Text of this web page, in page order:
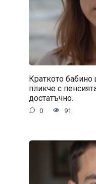
Краткото бабино
пликче с
достатъчно.
0 91